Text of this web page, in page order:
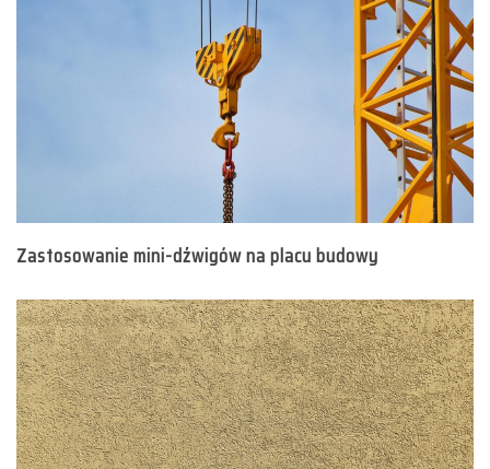
Zastosowanie mini-dźwigów na placu budowy